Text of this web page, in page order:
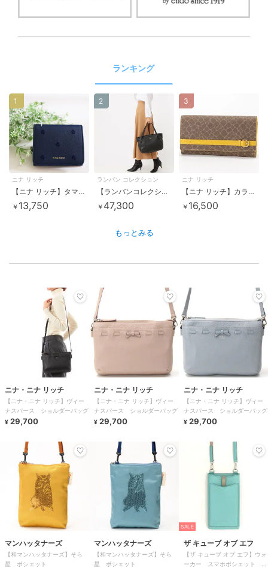
ランキング
ニナ リッチ
【ニナ リッチ】タマラパース 二つ折りBOX財布
￥ 13,750
1
ランバン コレクション
【ランバンコレクション】クロワゼ トートバッグ
￥ 47,300
2
ニナ リッチ
【ニナ リッチ】カラーヌーボーパース 口金長財布
￥ 16,500
3
もっとみる
ニナ・ニナ リッチ
【ニナ・ニナ リッチ】ヴィー
ナスパース ショルダーバッグ
¥ 29,700
ニナ・ニナ リッチ
【ニナ・ニナ リッチ】ヴィー
ナスパース ショルダーバッグ
¥ 29,700
ニナ・ニナ リッチ
【ニナ・ニナ リッチ】ヴィー
ナスパース ショルダーバッグ
¥ 29,700
マンハッタナーズ
【和マンハッタナーズ】そら
星 ポシェット
マンハッタナーズ
【和マンハッタナーズ】そら
星 ポシェット
SALE
ザ キューブ オブ エフ
【ザ キューブ オブ エフ】ウォ
ーカー スマホポシェット 天